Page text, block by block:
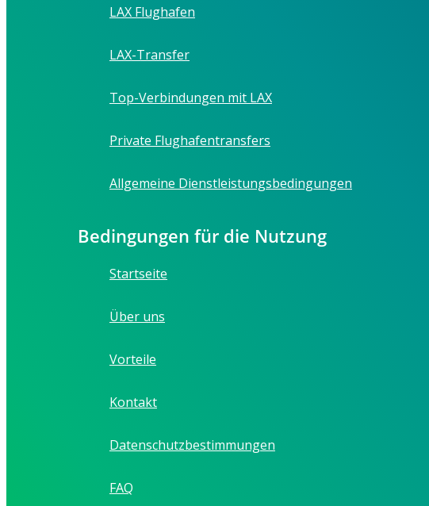
LAX Flughafen
LAX-Transfer
Top-Verbindungen mit LAX
Private Flughafentransfers
Allgemeine Dienstleistungsbedingungen
Bedingungen für die Nutzung
Startseite
Über uns
Vorteile
Kontakt
Datenschutzbestimmungen
FAQ